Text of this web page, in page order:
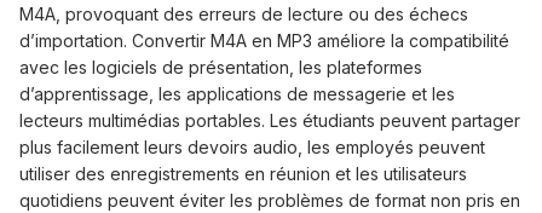
M4A, provoquant des erreurs de lecture ou des échecs
d’importation. Convertir M4A en MP3 améliore la compatibilité
avec les logiciels de présentation, les plateformes
d’apprentissage, les applications de messagerie et les
lecteurs multimédias portables. Les étudiants peuvent partager
plus facilement leurs devoirs audio, les employés peuvent
utiliser des enregistrements en réunion et les utilisateurs
quotidiens peuvent éviter les problèmes de format non pris en